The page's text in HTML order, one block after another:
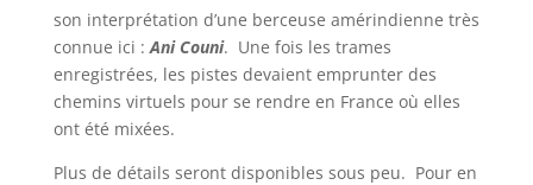
son interprétation d’une berceuse amérindienne très
connue ici :Ani Couni. Une fois les trames
enregistrées, les pistes devaient emprunter des
chemins virtuels pour se rendre en France où elles
ont été mixées.
Plus de détails seront disponibles sous peu. Pour en